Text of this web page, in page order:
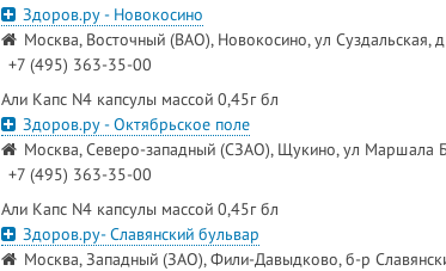
Здоров.ру - Новокосино
Москва, Восточный (ВАО), Новокосино, ул Суздальская,
+7 (495) 363-35-00
Али Капс N4 капсулы массой 0,45г бл
Здоров.ру - Октябрьское поле
Москва, Северо-западный (СЗАО), Щукино, ул Маршала
+7 (495) 363-35-00
Али Капс N4 капсулы массой 0,45г бл
Здоров.ру- Славянский бульвар
Москва, Западный (ЗАО), Фили-Давыдково, б-р